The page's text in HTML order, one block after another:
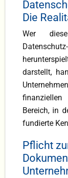
Die
Wer
darstellt,
Bereich, in
fundierte
Pflicht